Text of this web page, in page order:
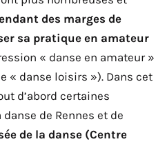
des marges de
sa pratique en amateur
« danse en amateur »
« danse loisirs »). Dans cet
d’abord certaines
de Rennes et de
de la danse (Centre